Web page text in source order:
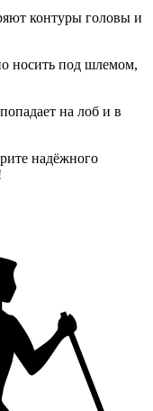
контуры головы и
носить под шлемом,
на лоб и в
надёжного